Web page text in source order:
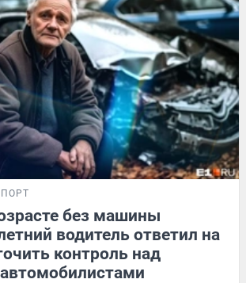
без машины
водитель ответил на
контроль над